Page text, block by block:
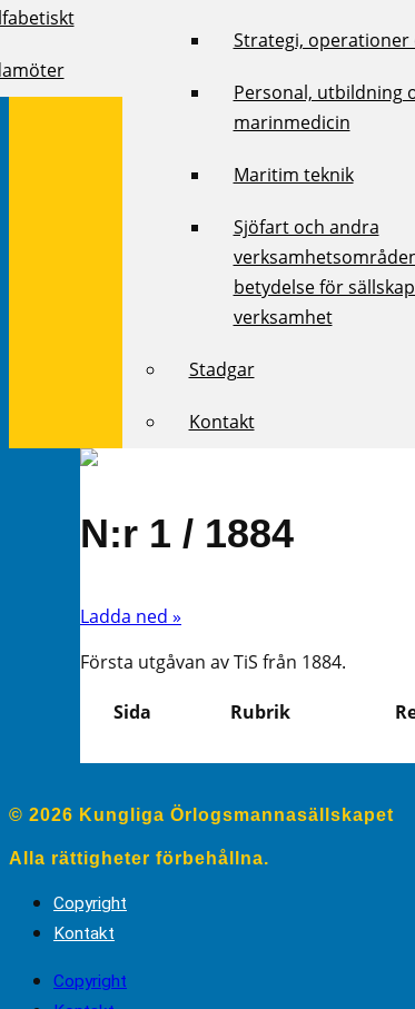
Strategi, operationer
Personal, utbildning
marinmedicin
Maritim teknik
Sjöfart och andra
betydelse för
verksamhet
Stadgar
Kontakt
N:r 1 / 1884
Ladda ned »
Första utgåvan av TiS från 1884.
Sida Rubrik
© 2026 Kungliga Örlogsmannasällskapet
Alla rättigheter förbehållna.
Copyright
Kontakt
Copyright